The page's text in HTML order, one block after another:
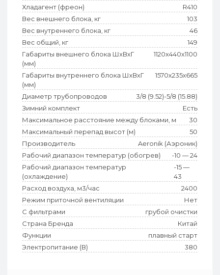
Хладагент (фреон)
R410
Вес внешнего блока, кг
103
Вес внутреннего блока, кг
46
Вес общий, кг
149
Габариты внешнего блока ШхВхГ
(мм)
1120x440x1100
Габариты внутреннего блока ШхВхГ
(мм)
1570x235x665
Диаметр трубопроводов
3/8 (9.52)-5/8 (15.88)
Зимний комплект
Есть
Максимальное расстояние между блоками, м
30
Максимальный перепад высот (м)
50
Производитель
Aeronik (Аэроник)
Рабочий диапазон температур (обогрев)
-10 — 24
Рабочий диапазон температур
(охлаждение)
-15 —
43
Расход воздуха, м3/час
2400
Режим приточной вентиляции
Нет
С фильтрами
грубой очистки
Страна Бренда
Китай
Функции
плавный старт
Электропитание (В)
380